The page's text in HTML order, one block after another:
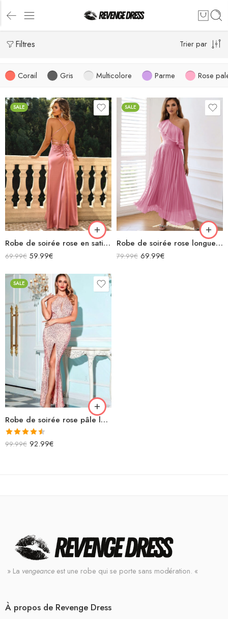
Filtres Trier par
Corail Gris Multicolore Parme Rose
SALE
Robe de soirée rose en satin longue fendue col bénitier bretelles spaghettis croisées dans le dos avec lacets
69.99€ 59.99€
SALE
Robe de soirée rose longue asymétrique avec volants plissée
79.99€ 69.99€
SALE
Robe de soirée rose pâle longue à paillettes ras du cou fendue sequins
Note4.50
99.99€ 92.99€
» La vengeance est une robe qui se porte sans modération. «
À propos de Revenge Dress